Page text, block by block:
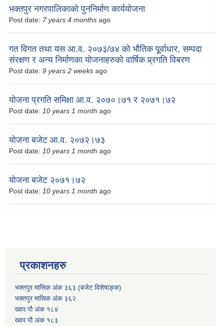
भक्तपुर नगरपालिकाको पुननिर्माण कार्ययोजना
Post date: 7 years 4 months ago
गत विगत तथा यस आ.व. २०७३/७४ को भौतिक पूूर्वाधार, सम्पदा
संरक्षण र अन्य निर्माणका योजनाहरुको वार्षिक प्र्रगति विबरण
Post date: 9 years 2 weeks ago
योजना प्रगति समिक्षा आ.व. २०७०।७१ र २०७१।७२
Post date: 10 years 1 month ago
योजना बजेट आ.व. २०७२।७३
Post date: 10 years 1 month ago
योजना बजेट २०७१।७२
Post date: 10 years 1 month ago
प्रकाशनहरु
भक्तपुर मासिक अंक ३६३ (बजेट विशेषाङ्क)
भक्तपुर मासिक अंक ३६२
ख्वप पौ अंक १८४
ख्वप पौ अंक १८३